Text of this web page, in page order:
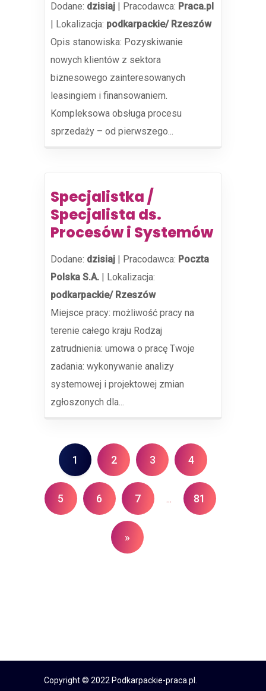
Dodane: dzisiaj | Pracodawca: Praca.pl
| Lokalizacja: podkarpackie/ Rzeszów
Opis stanowiska: Pozyskiwanie
nowych klientów z sektora
biznesowego zainteresowanych
leasingiem i finansowaniem.
Kompleksowa obsługa procesu
sprzedaży – od pierwszego...
Specjalistka /
Specjalista ds.
Procesów i Systemów
Dodane: dzisiaj | Pracodawca: Poczta
Polska S.A. | Lokalizacja:
podkarpackie/ Rzeszów
Miejsce pracy: możliwość pracy na
terenie całego kraju Rodzaj
zatrudnienia: umowa o pracę Twoje
zadania: wykonywanie analizy
systemowej i projektowej zmian
zgłoszonych dla...
1 2 3 4
5 6 7 ... 81
»
Copyright © 2022 Podkarpackie-praca.pl.